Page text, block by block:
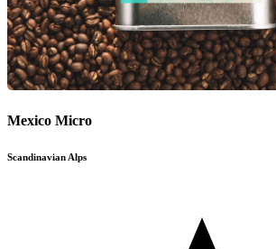
Mexico Micro
Scandinavian Alps